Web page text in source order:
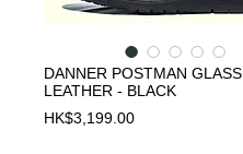
DANNER POSTMAN GLASS
LEATHER - BLACK
HK$3,199.00Price